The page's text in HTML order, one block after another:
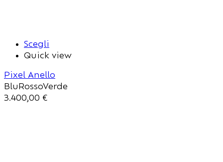
Scegli
Quick view
Pixel Anello
BluRossoVerde
3.400,00 €